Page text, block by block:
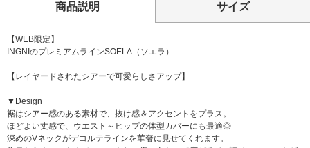
商品説明 サイズ
【WEB限定】
INGNIのプレミアムラインSOELA（ソエラ）
【レイヤードされたシアーで可愛らしさアップ】
▼Design
裾はシアー感のある素材で、抜け感＆アクセントをプラス。
ほどよい丈感で、ウエスト～ヒップの体型カバーにも最適◎
深めのVネックがデコルテラインを華奢に見せてくれます。